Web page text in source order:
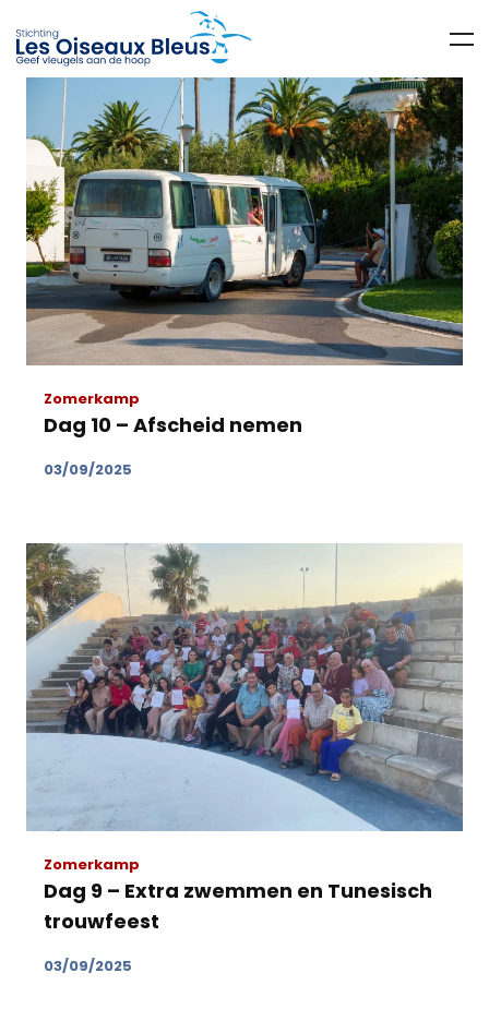
Zomerkamp
Dag 10 – Afscheid nemen
03/09/2025
Zomerkamp
Dag 9 – Extra zwemmen en Tunesisch
trouwfeest
03/09/2025